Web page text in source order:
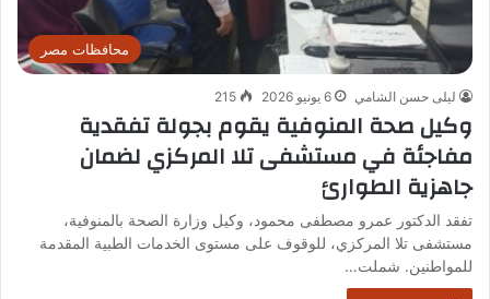
محافظات مصر
ليلى حسن الشامي 6 يونيو 2026 215
وكيل صحة المنوفية يقوم بجولة تفقدية
مفاجئة في مستشفى تلا المركزي لضمان
جاهزية الطوارئ
تفقد الدكتور عمرو مصطفى محمود، وكيل وزارة الصحة بالمنوفية،
مستشفى تلا المركزي، للوقوف على مستوى الخدمات الطبية المقدمة
للمواطنين. شملت…